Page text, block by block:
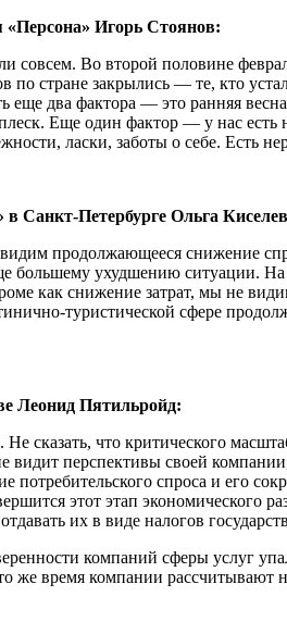
«Персона» Игорь Стоянов:
совсем. Во второй половине
по стране закрылись — те, кто
еще два фактора — это ранняя
Еще один фактор — у нас
ласки, заботы о себе. Есть
Санкт-Петербурге Ольга
продолжающееся снижение
большему ухудшению ситуации.
как снижение затрат, мы не
туристической сфере
Леонид Пятильройд:
сказать, что критического
перспективы своей
потребительского спроса и его
этот этап экономического
их в виде налогов
компаний сферы услуг
же время компании рассчитывают